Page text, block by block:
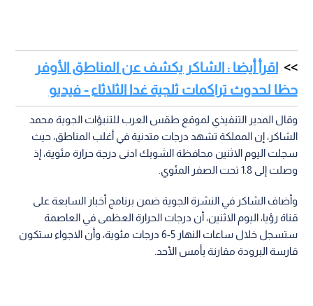
اقرأ أيضا : الشاكر يكشف عن المناطق الأوفر
حظا لحدوث تراكمات ثلجية غدا الثلاثاء - فيديو
وقال المدير التنفيذي لموقع طقس العرب للتنبؤات الجوية محمد
الشاكر، إن المملكة تشهد درجات متدنية في أغلب المناطق، حيث
سجلت اليوم الاثنين محافظة الشوبك ادنى درجة حرارة مئوية، إذ
وصلت إلى 1.8 تحت الصفر المئوي.
وأضاف الشاكر في النشرة الجوية ضمن برنامج أخبار السابعة على
قناة رؤيا، اليوم الاثنين، أن درجات الحرارة العظمى في العاصمة
ستسجل خلال ساعات النهار 5-6 درجات مئوية، وأن الاجواء ستكون
قارسة البرودة مقارنة بأمس الأحد.